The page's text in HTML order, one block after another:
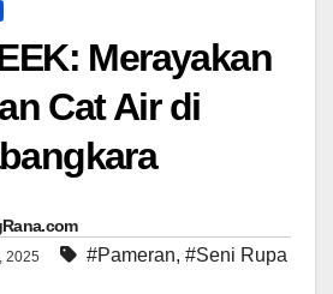
Merayakan
Cat Air di
2025 #Pameran, #Seni Rupa